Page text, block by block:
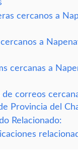
cercanos a
a
cercanas a
de correos
Provincia del
Relacionado: